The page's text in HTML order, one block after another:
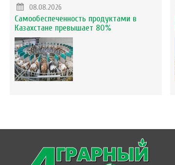
08.08.2026
Самообеспеченность продуктами в
Казахстане превышает 80%